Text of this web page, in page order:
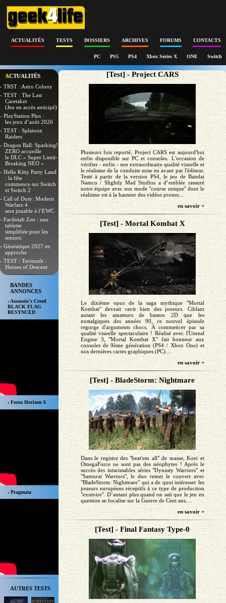
ACTUALITÉS TESTS DOSSIERS ARCHIVES FORUMS CONTACTS
PC PS5 PS4 Xbox Series X ONE Switch
ACTUALITÉS
- TRST : Astro Colony
- TEST : The Last
Caretaker
(Jeu en accès anticipé)
- PlayStation Plus :
les jeux d’août 2026
- TEST : Splatoon
Raiders
- Dragon Ball: Sparking!
ZERO accueille
le DLC « Super Limit-
Breaking NEO »
- Hello Kitty Party Land
: la fête
commence sur Switch
et Switch 2
- Call of Duty: Modern
Warfare 4
sera jouable à l’EWC
- Facilotab Zen : une
tablette
simplifiée pour les
seniors
- Généatique 2027 en
approche
- TEST : Terrinoth :
Heroes of Descent
BANDES
ANNONCES
› Assassin’s Creed
BLACK FLAG
RESYNCED
› Forza Horizon 6
› Pragmata
AUTRES TESTS
[Test] - Project CARS
Plusieurs fois reporté, Project CARS est aujourd'hui
enfin disponible sur PC et consoles. L'occasion de
vérifier - enfin - son extraordinaire qualité visuelle et
le réalisme de la conduite mise en avant par l'éditeur.
Testé à partir de la version PS4, le jeu de Bandai
Namco / Slightly Mad Studios a d’emblée rassuré
notre équipe avec son mode "course unique" dont le
réalisme est à la hauteur des vidéos promo...
en savoir +
[Test] - Mortal Kombat X
Le dixième opus de la saga mythique "Mortal
Kombat" devrait ravir bien des joueurs. Ciblant
autant les amateurs de baston 2D que les
nostalgiques des années 90, ce nouvel épisode
regorge d'arguments chocs. À commencer par sa
qualité visuelle spectaculaire ! Réalisé avec l'Unreal
Engine 3, "Mortal Kombat X" fait honneur aux
consoles de 9ème génération (PS4 / Xbox One) et
nos dernières cartes graphiques (PC)....
en savoir +
[Test] - BladeStorm: Nightmare
Dans le registre des "beat'em all" de masse, Koei et
OmegaForce ne sont pas des néophytes ! Après le
succès des intarissables séries "Dynasty Warriors" et
"Samurai Warriors", le duo remet le couvert avec
"BladeStorm: Nightmare" qui a de quoi intéresser les
joueurs européens réceptifs à ce type de production
"exutoire". D’autant plus quand on sait que le jeu en
question se focalise sur la Guerre de Cent ans....
en savoir +
[Test] - Final Fantasy Type-0